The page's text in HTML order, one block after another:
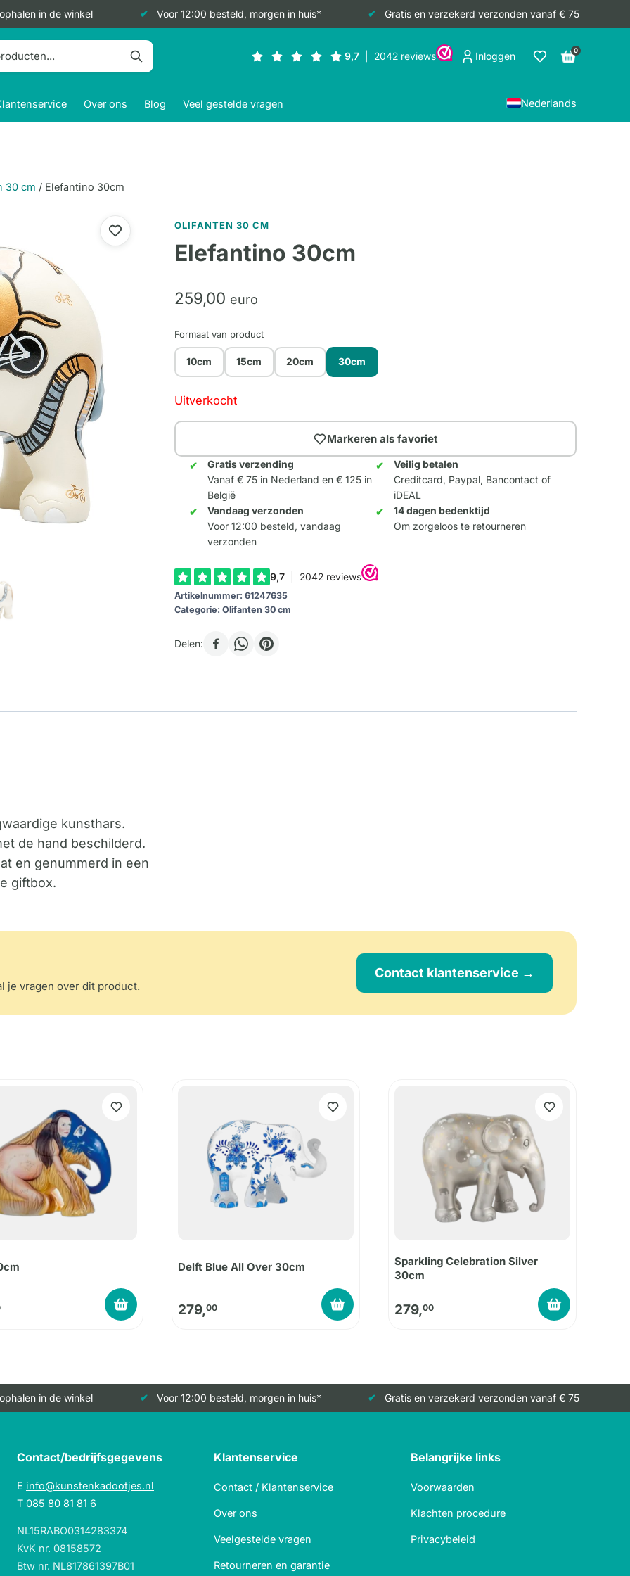
in de winkel Voor 12:00 besteld, morgen in huis* Gratis en verzekerd verzonden vanaf € 75
Inloggen 0
Over ons Blog Veel gestelde vragen Nederlands
30 cm / Elefantino 30cm
OLIFANTEN 30 CM
Elefantino 30cm
259,00 euro
Formaat van product
10cm 15cm 20cm 30cm
Uitverkocht
Markeren als favoriet
Gratis verzending
Vanaf € 75 in Nederland en € 125 in
België
Veilig betalen
Creditcard, Paypal, Bancontact of
iDEAL
Vandaag verzonden
Voor 12:00 besteld, vandaag
verzonden
14 dagen bedenktijd
Om zorgeloos te retourneren
Artikelnummer: 61247635
Categorie: Olifanten 30 cm
Delen:
kunsthars.
de hand beschilderd.
en genummerd in een
giftbox.
je vragen over dit product.
Contact klantenservice →
Delft Blue All Over 30cm
279,00
Sparkling Celebration Silver
30cm
279,00
in de winkel Voor 12:00 besteld, morgen in huis* Gratis en verzekerd verzonden vanaf € 75
Contact/bedrijfsgegevens
E info@kunstenkadootjes.nl
T 085 80 81 81 6
NL15RABO0314283374
KvK nr. 08158572
Btw nr. NL817861397B01
Klantenservice
Contact / Klantenservice
Over ons
Veelgestelde vragen
Retourneren en garantie
Belangrijke links
Voorwaarden
Klachten procedure
Privacybeleid